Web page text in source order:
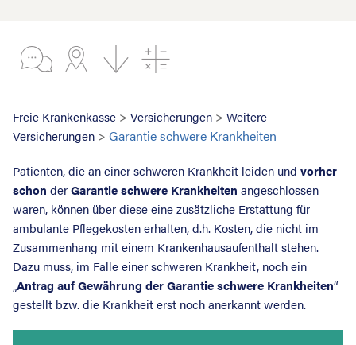
Freie Krankenkasse> Versicherungen> Weitere
Versicherungen> Garantie schwere Krankheiten
Patienten, die an einer schweren Krankheit leiden und vorher
schon derGarantie schwere Krankheiten angeschlossen
waren, können über diese eine zusätzliche Erstattung für
ambulante Pflegekosten erhalten, d.h. Kosten, die nicht im
Zusammenhang mit einem Krankenhausaufenthalt stehen.
Dazu muss, im Falle einer schweren Krankheit, noch ein
„Antrag auf Gewährung der Garantie schwere Krankheiten“
gestellt bzw. die Krankheit erst noch anerkannt werden.